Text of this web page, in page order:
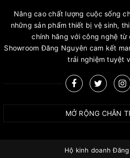
Nâng cao chất lượng cuộc sống
những sản phẩm thiết bị vệ sinh,
chính hãng với công nghệ
Showroom Đăng Nguyên cam kết
trải nghiệm tuyệt
MỞ RỘNG CHÂN
Hộ kinh doanh